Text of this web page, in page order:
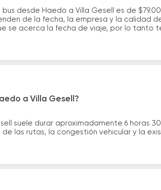
desde Haedo a Villa Gesell es de
de la fecha, la empresa y la calidad
se acerca la fecha de viaje, por lo tanto
a Villa Gesell?
suele durar aproximadamente 6 horas
las rutas, la congestión vehicular y la